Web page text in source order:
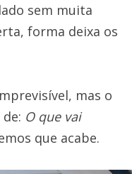
sem muita
forma deixa os
mas o
O que vai
que acabe.